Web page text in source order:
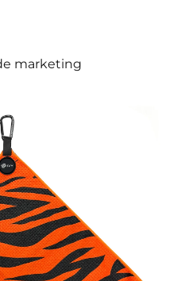
marketing